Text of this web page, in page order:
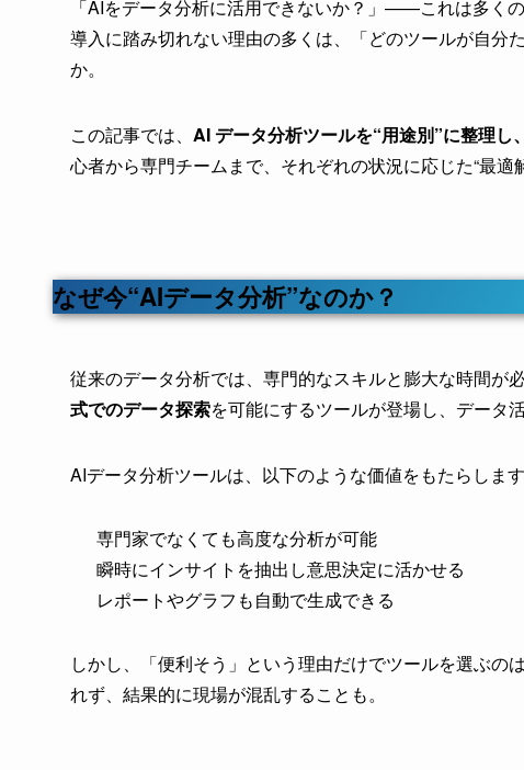
「AIをデータ分析に活用できないか？」——これは多く
導入に踏み切れない理由の多くは、「どのツールが自分
か。
この記事では、 AI データ分析ツールを“用途別”に整理
心者から専門チームまで、それぞれの状況に応じた“最
なぜ今“AIデータ分析”なのか？
従来のデータ分析では、専門的なスキルと膨大な時間が
式でのデータ探索を可能にするツールが登場し、データ
AIデータ分析ツールは、以下のような価値をもたらします
専門家でなくても高度な分析が可能
瞬時にインサイトを抽出し意思決定に活かせる
レポートやグラフも自動で生成できる
しかし、「便利そう」という理由だけでツールを選ぶ
れず、結果的に現場が混乱することも。